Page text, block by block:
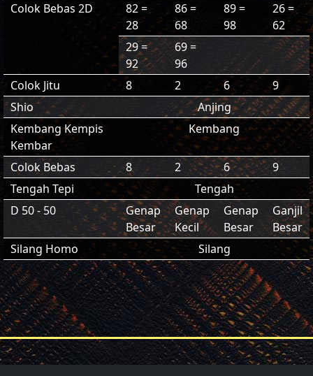
Colok Bebas 2D
82 =
28
86 =
68
89 =
98
26 =
62
29 =
92
69 =
96
Colok Jitu
8 2 6
9
Shio
Anjing
Kembang Kempis
Kembar
Kembang
Colok Bebas 8 2 6
9
Tengah Tepi
Tengah
D 50 - 50
Genap
Besar
Genap
Kecil
Genap
Besar
Ganjil
Besar
Silang Homo
Silang